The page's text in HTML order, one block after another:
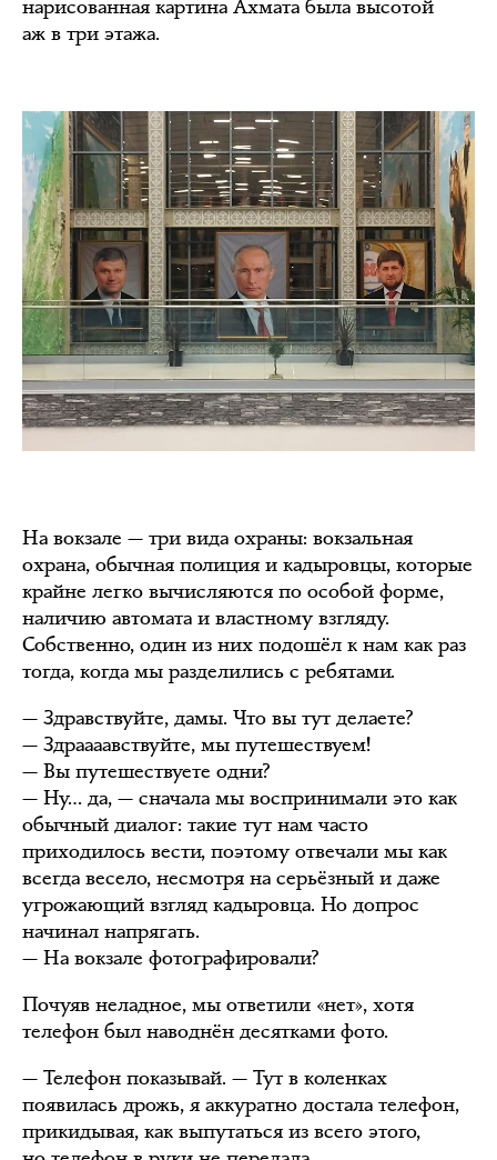
нарисованная картина Ахмата была высотой
аж в три этажа.
На вокзале — три вида охраны: вокзальная
охрана, обычная полиция и кадыровцы, которые
крайне легко вычисляются по особой форме,
наличию автомата и властному взгляду.
Собственно, один из них подошёл к нам как раз
тогда, когда мы разделились с ребятами.
— Здравствуйте, дамы. Что вы тут делаете?
— Здраааавствуйте, мы путешествуем!
— Вы путешествуете одни?
— Ну… да, — сначала мы воспринимали это как
обычный диалог: такие тут нам часто
приходилось вести, поэтому отвечали мы как
всегда весело, несмотря на серьёзный и даже
угрожающий взгляд кадыровца. Но допрос
начинал напрягать.
— На вокзале фотографировали?
Почуяв неладное, мы ответили «нет», хотя
телефон был наводнён десятками фото.
— Телефон показывай. — Тут в коленках
появилась дрожь, я аккуратно достала телефон,
прикидывая, как выпутаться из всего этого,